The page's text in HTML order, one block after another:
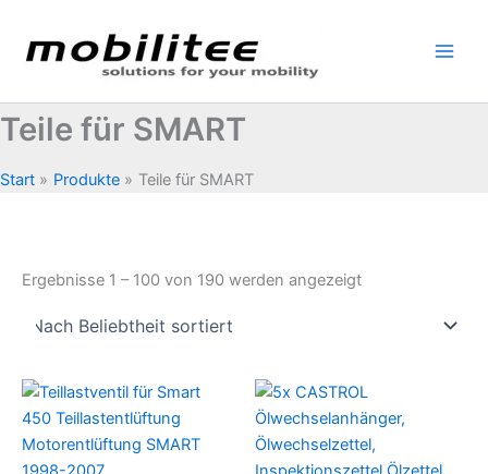
Inhalt
springen
Teile für SMART
Start Produkte Teile für SMART
Ergebnisse 1 – 100 von 190 werden angezeigtNach